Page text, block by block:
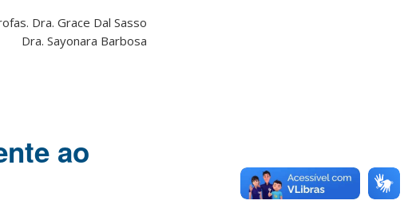
Dra. Grace Dal Sasso
Dra. Sayonara Barbosa
ao